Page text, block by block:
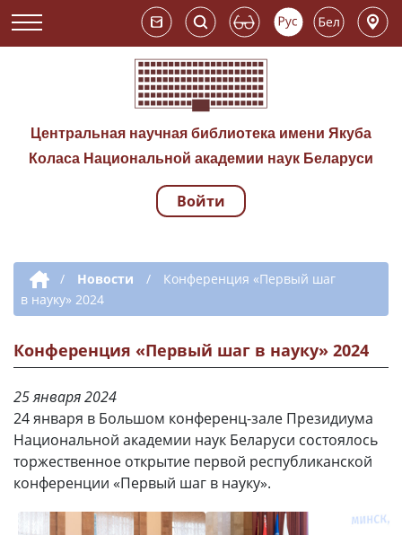
Центральная научная библиотека имени Якуба
Коласа Национальной академии наук Беларуси
Навигация по
Войти
Дополнительная навигация
/ Новости /
Конференция «Первый шаг
в науку» 2024
Конференция «Первый шаг в науку» 2024
25 января 2024
24 января в Большом конференц-зале Президиума
Национальной академии наук Беларуси состоялось
торжественное открытие первой республиканской
конференции «Первый шаг в науку».